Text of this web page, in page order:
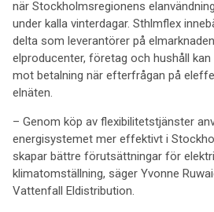
när Stockholmsregionens
under kalla vinterdagar. Sthlmflex
delta som leverantörer på
elproducenter, företag och hushåll
mot betalning när efterfrågan på
elnäten.
– Genom köp av flexibilitetstjänster
energisystemet mer effektivt i
skapar bättre förutsättningar för
klimatomställning, säger Yvonne
Vattenfall Eldistribution.